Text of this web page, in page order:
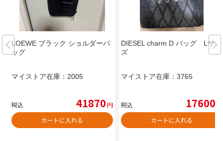
LOEWE ブラック ショルダーバ
ッグ
マイストア在庫： 2005
税込 41870円
カートに入れる
DIESEL charm D バッグ Lサイ
ズ
マイストア在庫： 3765
税込 17600
カートに入れる